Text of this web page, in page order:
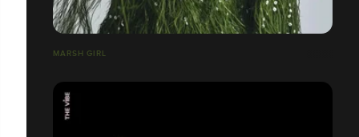
MARSH GIRL